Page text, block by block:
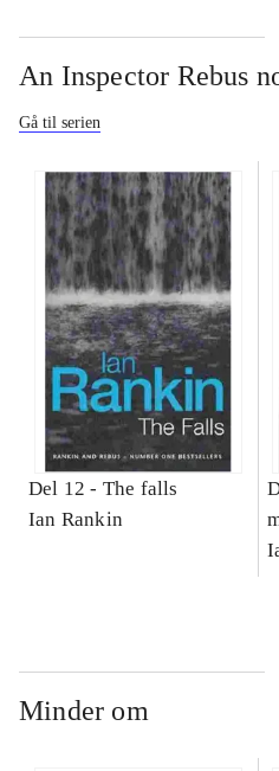
An Inspector Rebus
Gå til serien
Del 12 - The falls
Ian Rankin
Minder om